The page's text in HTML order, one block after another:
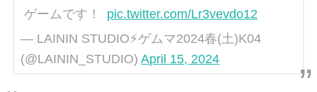
ゲームです！
pic.twitter.com/Lr3vevdo12
— LAININ STUDIO⚡ゲムマ2024春(土)K04
(@LAININ_STUDIO)April 15, 2024